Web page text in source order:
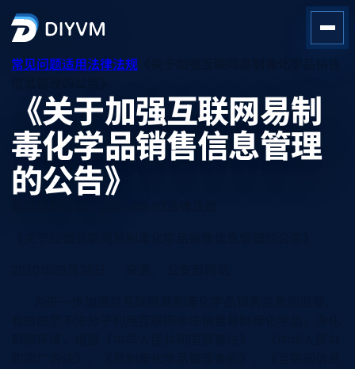
常见问题适用法律法规
《关于加强互联网易制
毒化学品销售信息管理
的公告》